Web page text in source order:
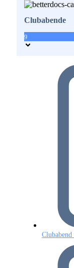
Clubabende
9